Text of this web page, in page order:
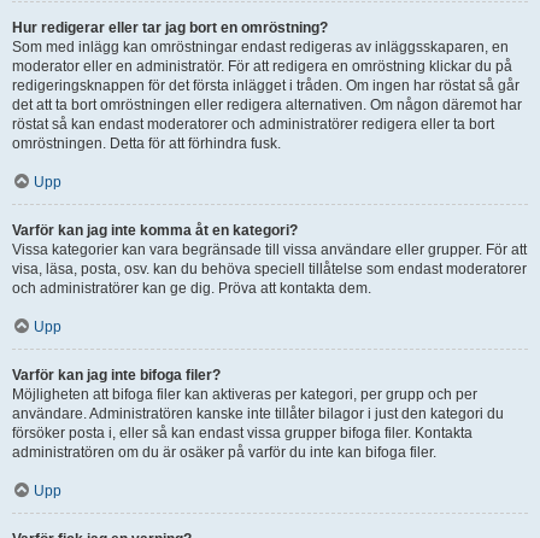
Hur redigerar eller tar jag bort en omröstning?
Som med inlägg kan omröstningar endast redigeras av inläggsskaparen, en
moderator eller en administratör. För att redigera en omröstning klickar du på
redigeringsknappen för det första inlägget i tråden. Om ingen har röstat så går
det att ta bort omröstningen eller redigera alternativen. Om någon däremot har
röstat så kan endast moderatorer och administratörer redigera eller ta bort
omröstningen. Detta för att förhindra fusk.
Upp
Varför kan jag inte komma åt en kategori?
Vissa kategorier kan vara begränsade till vissa användare eller grupper. För att
visa, läsa, posta, osv. kan du behöva speciell tillåtelse som endast moderatorer
och administratörer kan ge dig. Pröva att kontakta dem.
Upp
Varför kan jag inte bifoga filer?
Möjligheten att bifoga filer kan aktiveras per kategori, per grupp och per
användare. Administratören kanske inte tillåter bilagor i just den kategori du
försöker posta i, eller så kan endast vissa grupper bifoga filer. Kontakta
administratören om du är osäker på varför du inte kan bifoga filer.
Upp